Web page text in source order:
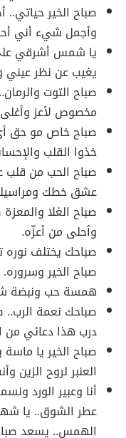
صباح الخير
وأجمل شيء أني
يا شمس أشرقي
يغيب عن نظر عيني
صباح التوت
مخصوص لأعز
صباح خاص مو حق
خذوا القلب
صباح الحب من
عشق خطك
صباح الغلا
وأحلى من أعزّه.
صباحك يختلف نوره
صباح الخير وسروره.
همسة حب ونبضة
صباحك نعمة
درب هذا دعائي من
صباح الخير يا
العنبر لروح الزين
أنا وعبير الورد
عطر الشوق.. يا
الهمس.. يسعد